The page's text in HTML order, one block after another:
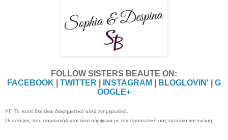
FOLLOW SISTERS BEAUTE ON:
FACEBOOK
TWITTER INSTAGRAM BLOGLOVIN'
G
OOGLE+
ΥΓ. Το ποστ δεν είναι διαφημιστικό αλλά ενημερωτικό.
Οι απόψεις που παρουσιάζονται είναι σύμφωνα με την προσωπική μας εμπειρία και γνώμη.